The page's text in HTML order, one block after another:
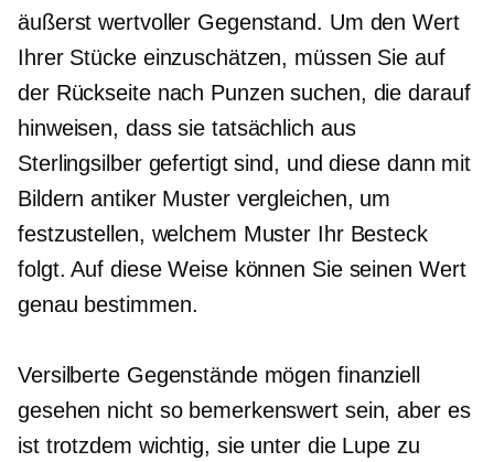
äußerst wertvoller Gegenstand. Um den Wert
Ihrer Stücke einzuschätzen, müssen Sie auf
der Rückseite nach Punzen suchen, die darauf
hinweisen, dass sie tatsächlich aus
Sterlingsilber gefertigt sind, und diese dann mit
Bildern antiker Muster vergleichen, um
festzustellen, welchem ​​Muster Ihr Besteck
folgt. Auf diese Weise können Sie seinen Wert
genau bestimmen.
Versilberte Gegenstände mögen finanziell
gesehen nicht so bemerkenswert sein, aber es
ist trotzdem wichtig, sie unter die Lupe zu